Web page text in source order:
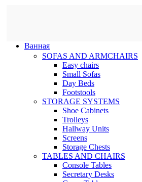
Ванная
SOFAS AND ARMCHAIRS
Easy chairs
Small Sofas
Day Beds
Footstools
STORAGE SYSTEMS
Shoe Cabinets
Trolleys
Hallway Units
Screens
Storage Chests
TABLES AND CHAIRS
Console Tables
Secretary Desks